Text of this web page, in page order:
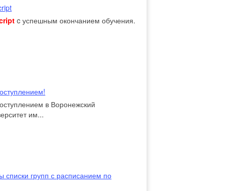
c успешным окончанием обучения.
в Воронежский
им...
групп с расписанием по